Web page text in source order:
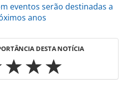
eventos serão destinadas a
anos
DESTA NOTÍCIA